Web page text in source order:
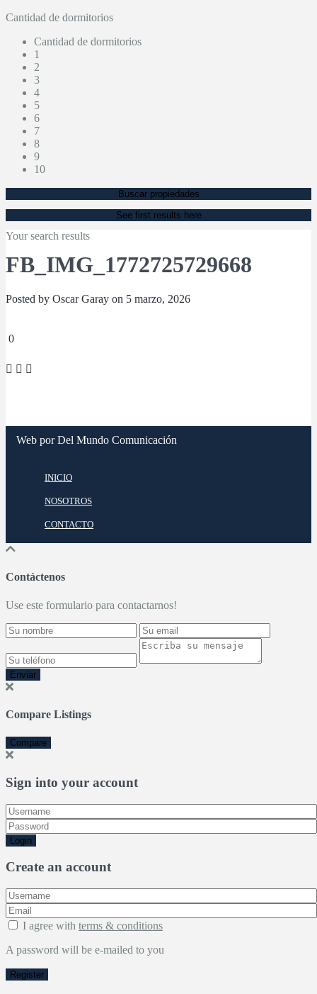
Cantidad de dormitorios
Cantidad de dormitorios
1
2
3
4
5
6
7
8
9
10
Buscar propiedades
See first results here
Your search results
FB_IMG_1772725729668
Posted by Oscar Garay on 5 marzo, 2026
0
Web por Del Mundo Comunicación
INICIO
NOSOTROS
CONTACTO
Contáctenos
Use este formulario para contactarnos!
Enviar
Compare Listings
Compare
Sign into your account
Login
Create an account
I agree with terms & conditions
A password will be e-mailed to you
Register